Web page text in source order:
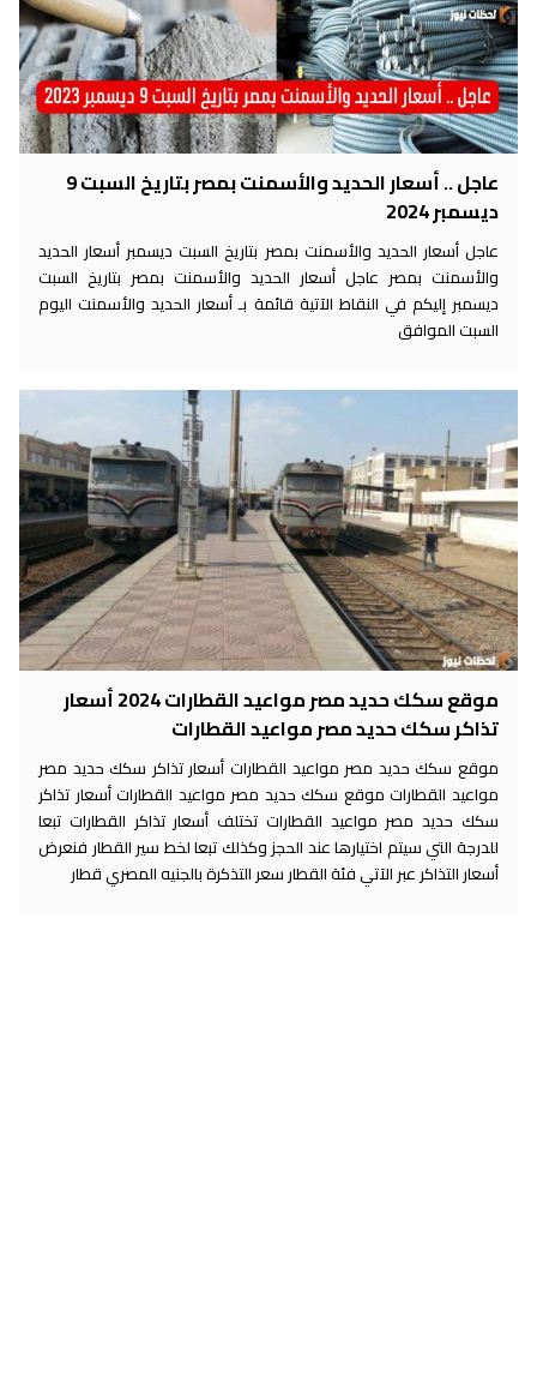
عاجل .. أسعار الحديد والأسمنت بمصر بتاريخ السبت 9
ديسمبر 2024
عاجل أسعار الحديد والأسمنت بمصر بتاريخ السبت ديسمبر أسعار الحديد
والأسمنت بمصر عاجل أسعار الحديد والأسمنت بمصر بتاريخ السبت
ديسمبر إليكم في النقاط الآتية قائمة بـ أسعار الحديد والأسمنت اليوم
السبت الموافق
موقع سكك حديد مصر مواعيد القطارات 2024 أسعار
تذاكر سكك حديد مصر مواعيد القطارات
موقع سكك حديد مصر مواعيد القطارات أسعار تذاكر سكك حديد مصر
مواعيد القطارات موقع سكك حديد مصر مواعيد القطارات أسعار تذاكر
سكك حديد مصر مواعيد القطارات تختلف أسعار تذاكر القطارات تبعا
للدرجة التي سيتم اختيارها عند الحجز وكذلك تبعا لخط سير القطار فنعرض
أسعار التذاكر عبر الآتي فئة القطار سعر التذكرة بالجنيه المصري قطار